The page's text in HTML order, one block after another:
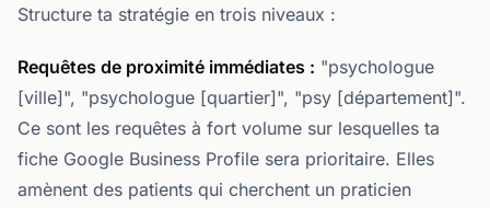
Structure ta stratégie en trois niveaux :
Requêtes de proximité immédiates : "psychologue
[ville]", "psychologue [quartier]", "psy [département]".
Ce sont les requêtes à fort volume sur lesquelles ta
fiche Google Business Profile sera prioritaire. Elles
amènent des patients qui cherchent un praticien